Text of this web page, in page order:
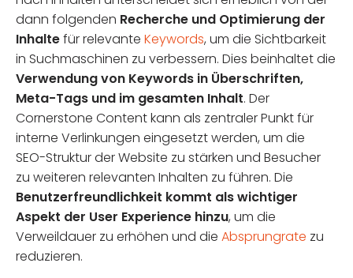
dann folgenden Recherche und Optimierung der
Inhaltefür relevante Keywords, um die Sichtbarkeit
in Suchmaschinen zu verbessern. Dies beinhaltet die
Verwendung von Keywords in Überschriften,
Meta-Tags und im gesamten Inhalt. Der
Cornerstone Content kann als zentraler Punkt für
interne Verlinkungen eingesetzt werden, um die
SEO-Struktur der Website zu stärken und Besucher
zu weiteren relevanten Inhalten zu führen. Die
Benutzerfreundlichkeit kommt als wichtiger
Aspekt der User Experience hinzu, um die
Verweildauer zu erhöhen und die Absprungrate zu
reduzieren.